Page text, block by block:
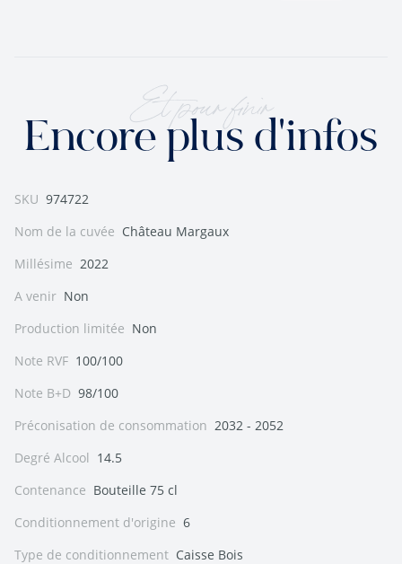
Et pour finir
Encore plus d'infos
SKU 974722
Nom de la cuvée Château Margaux
Millésime 2022
A venir Non
Production limitée Non
Note RVF 100/100
Note B+D 98/100
Préconisation de consommation 2032 - 2052
Degré Alcool 14.5
Contenance Bouteille 75 cl
Conditionnement d'origine 6
Type de conditionnement Caisse Bois